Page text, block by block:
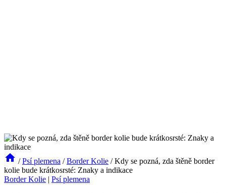
/ Psí plemena / Border Kolie / Kdy se pozná, zda štěně border
kolie bude krátkosrsté: Znaky a indikace
Border Kolie | Psí plemena